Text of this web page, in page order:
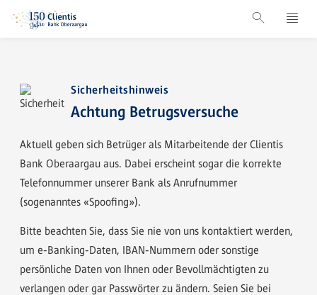
Sicherheitshinweis
Achtung Betrugsversuche
Aktuell geben sich Betrüger als Mitarbeitende der Clientis
Bank Oberaargau aus. Dabei erscheint sogar die korrekte
Telefonnummer unserer Bank als Anrufnummer
(sogenanntes «Spoofing»).
Bitte beachten Sie, dass Sie nie von uns kontaktiert werden,
um e-Banking-Daten, IBAN-Nummern oder sonstige
persönliche Daten von Ihnen oder Bevollmächtigten zu
verlangen oder gar Passwörter zu ändern. Seien Sie bei